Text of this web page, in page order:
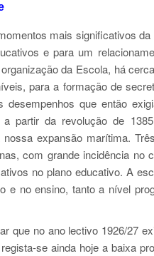
mais significativos da
e para um
da Escola, há
para a formação de
que então
a partir da revolução de
expansão marítima.
com grande incidência no
no plano educativo. A
e no ensino, tanto a nível
que no ano lectivo 1926/27
se ainda hoje a baixa